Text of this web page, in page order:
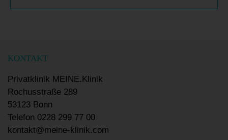
KONTAKT
Privatklinik MEINE.Klinik
Rochusstraße 289
53123 Bonn
Telefon 0228 299 77 00
kontakt@meine-klinik.com